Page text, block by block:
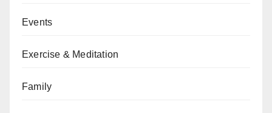
Events
Exercise & Meditation
Family